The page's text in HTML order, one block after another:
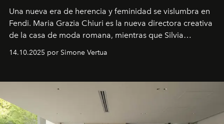
Una nueva era de herencia y feminidad se vislumbra en
Fendi. Maria Grazia Chiuri es la nueva directora creativa
de la casa de moda romana, mientras que Silvia
14.10.2025 por Simone Vertua